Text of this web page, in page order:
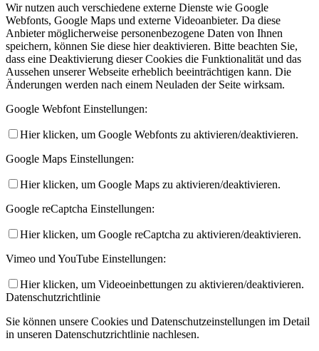
Wir nutzen auch verschiedene externe Dienste wie Google
Webfonts, Google Maps und externe Videoanbieter. Da diese
Anbieter möglicherweise personenbezogene Daten von Ihnen
speichern, können Sie diese hier deaktivieren. Bitte beachten Sie,
dass eine Deaktivierung dieser Cookies die Funktionalität und das
Aussehen unserer Webseite erheblich beeinträchtigen kann. Die
Änderungen werden nach einem Neuladen der Seite wirksam.
Google Webfont Einstellungen:
Hier klicken, um Google Webfonts zu aktivieren/deaktivieren.
Google Maps Einstellungen:
Hier klicken, um Google Maps zu aktivieren/deaktivieren.
Google reCaptcha Einstellungen:
Hier klicken, um Google reCaptcha zu aktivieren/deaktivieren.
Vimeo und YouTube Einstellungen:
Hier klicken, um Videoeinbettungen zu aktivieren/deaktivieren.
Datenschutzrichtlinie
Sie können unsere Cookies und Datenschutzeinstellungen im Detail
in unseren Datenschutzrichtlinie nachlesen.